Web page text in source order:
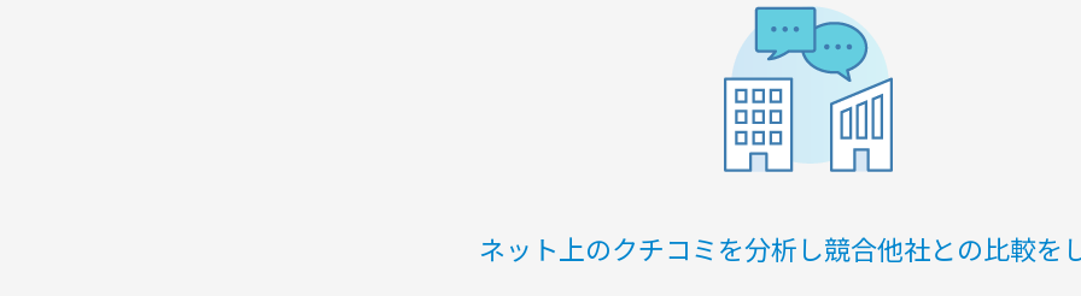
ネット上のクチコミを分析し競合他社との比較を